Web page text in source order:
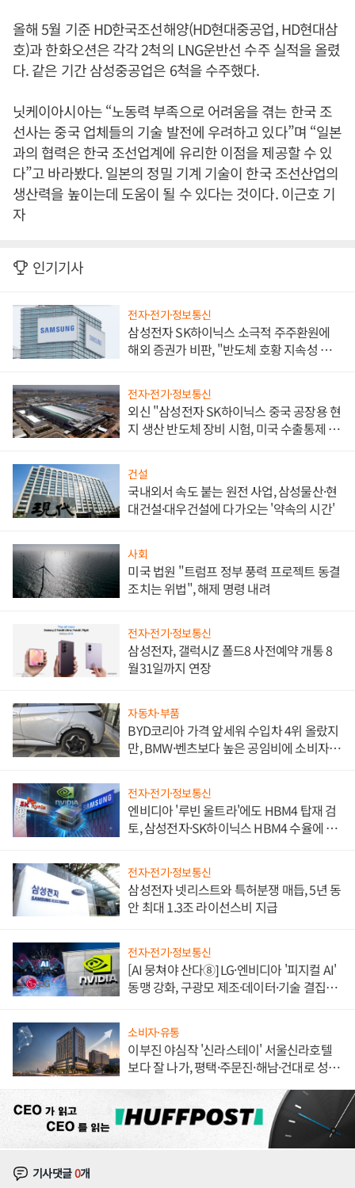
올해 5월 기준 HD한국조선해양(HD현대중공업, HD현대삼
호)과 한화오션은 각각 2척의 LNG운반선 수주 실적을 올렸
다. 같은 기간 삼성중공업은 6척을 수주했다.
닛케이아시아는 “노동력 부족으로 어려움을 겪는 한국 조
선사는 중국 업체들의 기술 발전에 우려하고 있다”며 “일본
과의 협력은 한국 조선업계에 유리한 이점을 제공할 수 있
다”고 바라봤다. 일본의 정밀 기계 기술이 한국 조선산업의
생산력을 높이는데 도움이 될 수 있다는 것이다. 이근호 기
자
인기기사
전자·전기·정보통신
삼성전자 SK하이닉스 소극적 주주환원에
해외 증권가 비판, "반도체 호황 지속성 의
전자·전기·정보통신
외신 "삼성전자 SK하이닉스 중국 공장용 현
지 생산 반도체 장비 시험, 미국 수출통제 대
건설
국내외서 속도 붙는 원전 사업, 삼성물산·현
대건설·대우건설에 다가오는 '약속의 시간'
사회
미국 법원 "트럼프 정부 풍력 프로젝트 동결
조치는 위법", 해제 명령 내려
전자·전기·정보통신
삼성전자, 갤럭시Z 폴드8 사전예약 개통 8
월31일까지 연장
자동차·부품
BYD코리아 가격 앞세워 수입차 4위 올랐지
만, BMW·벤츠보다 높은 공임비에 소비자
전자·전기·정보통신
엔비디아 '루빈 울트라'에도 HBM4 탑재 검
토, 삼성전자·SK하이닉스 HBM4 수율에 주
전자·전기·정보통신
삼성전자 넷리스트와 특허분쟁 매듭, 5년 동
안 최대 1.3조 라이선스비 지급
전자·전기·정보통신
[AI 뭉쳐야 산다⑧] LG·엔비디아 '피지컬 AI'
동맹 강화, 구광모 제조·데이터·기술 결집
소비자·유통
이부진 야심작 '신라스테이' 서울신라호텔
보다 잘 나가, 평택·주문진·해남·건대로 성
기사댓글0개